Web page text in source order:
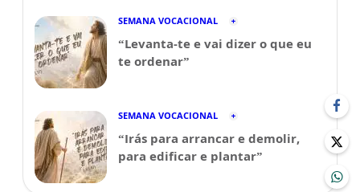
SEMANA VOCACIONAL
“Levanta-te e vai dizer o que eu
te ordenar”
SEMANA VOCACIONAL
“Irás para arrancar e demolir,
para edificar e plantar”